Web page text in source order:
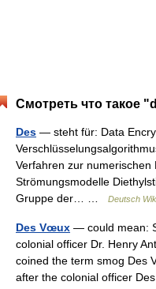
Смотреть что такое
Des — steht für: Data
Verfahren zur
Strömungsmodelle
Gruppe der… …
Deutsch
Des Vœux — could mean:
colonial officer Dr. Henry
coined the term smog Des
after the colonial officer